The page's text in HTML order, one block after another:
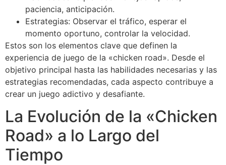
paciencia, anticipación.
Estrategias: Observar el tráfico, esperar el
momento oportuno, controlar la velocidad.
Estos son los elementos clave que definen la
experiencia de juego de la «chicken road». Desde el
objetivo principal hasta las habilidades necesarias y las
estrategias recomendadas, cada aspecto contribuye a
crear un juego adictivo y desafiante.
La Evolución de la «Chicken
Road» a lo Largo del
Tiempo